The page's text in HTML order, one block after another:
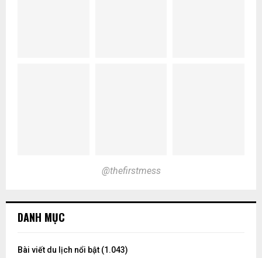
@thefirstmess
DANH MỤC
Bài viết du lịch nổi bật (1.043)